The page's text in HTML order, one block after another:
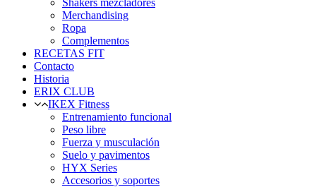
Shakers mezcladores
Merchandising
Ropa
Complementos
RECETAS FIT
Contacto
Historia
ERIX CLUB
IKEX Fitness
Entrenamiento funcional
Peso libre
Fuerza y musculación
Suelo y pavimentos
HYX Series
Accesorios y soportes